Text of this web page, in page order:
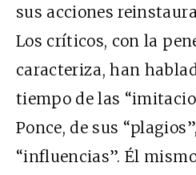
sus acciones
Los críticos, con la
caracteriza, han
tiempo de las
Ponce, de sus
“influencias”. Él